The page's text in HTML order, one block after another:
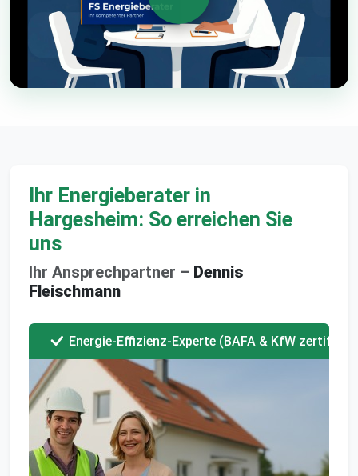
Ihr Energieberater in
Hargesheim: So erreichen Sie
uns
Ihr Ansprechpartner – Dennis
Fleischmann
Energie-Effizienz-Experte (BAFA & KfW